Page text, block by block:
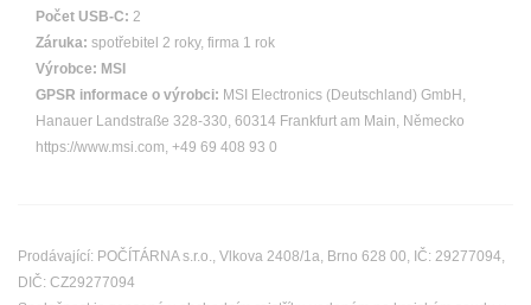
Počet USB-C: 2
Záruka: spotřebitel 2 roky, firma 1 rok
Výrobce: MSI
GPSR informace o výrobci: MSI Electronics (Deutschland) GmbH,
Hanauer Landstraße 328-330, 60314 Frankfurt am Main, Německo
https://www.msi.com, +49 69 408 93 0
Prodávající: POČÍTÁRNA s.r.o., Vlkova 2408/1a, Brno 628 00, IČ: 29277094,
DIČ: CZ29277094